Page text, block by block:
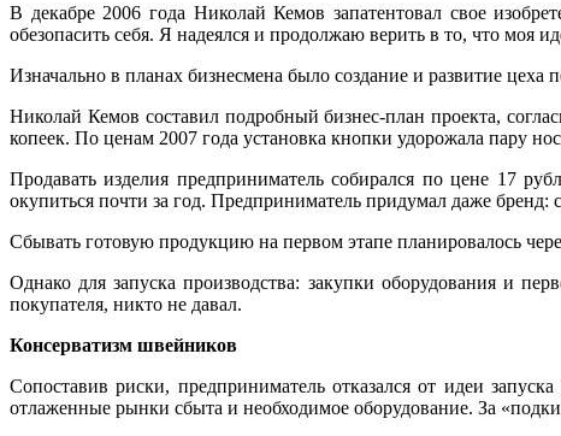
В декабре 2006 года Николай Кемов запатентовал свое
обезопасить себя. Я надеялся и продолжаю верить в то, что моя
Изначально в планах бизнесмена было создание и развитие
Николай Кемов составил подробный бизнес-план проекта,
копеек. По ценам 2007 года установка кнопки удорожала пару
Продавать изделия предприниматель собирался по цене 17
окупиться почти за год. Предприниматель придумал даже бренд:
Сбывать готовую продукцию на первом этапе планировалось
Однако для запуска производства: закупки оборудования и
покупателя, никто не давал.
Консерватизм швейников
Сопоставив риски, предприниматель отказался от идеи
отлаженные рынки сбыта и необходимое оборудование. За